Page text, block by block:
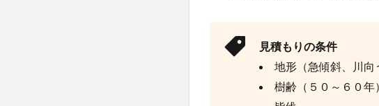
見積もりの条件
地形（急傾斜、川向
樹齢（５０～６０年）